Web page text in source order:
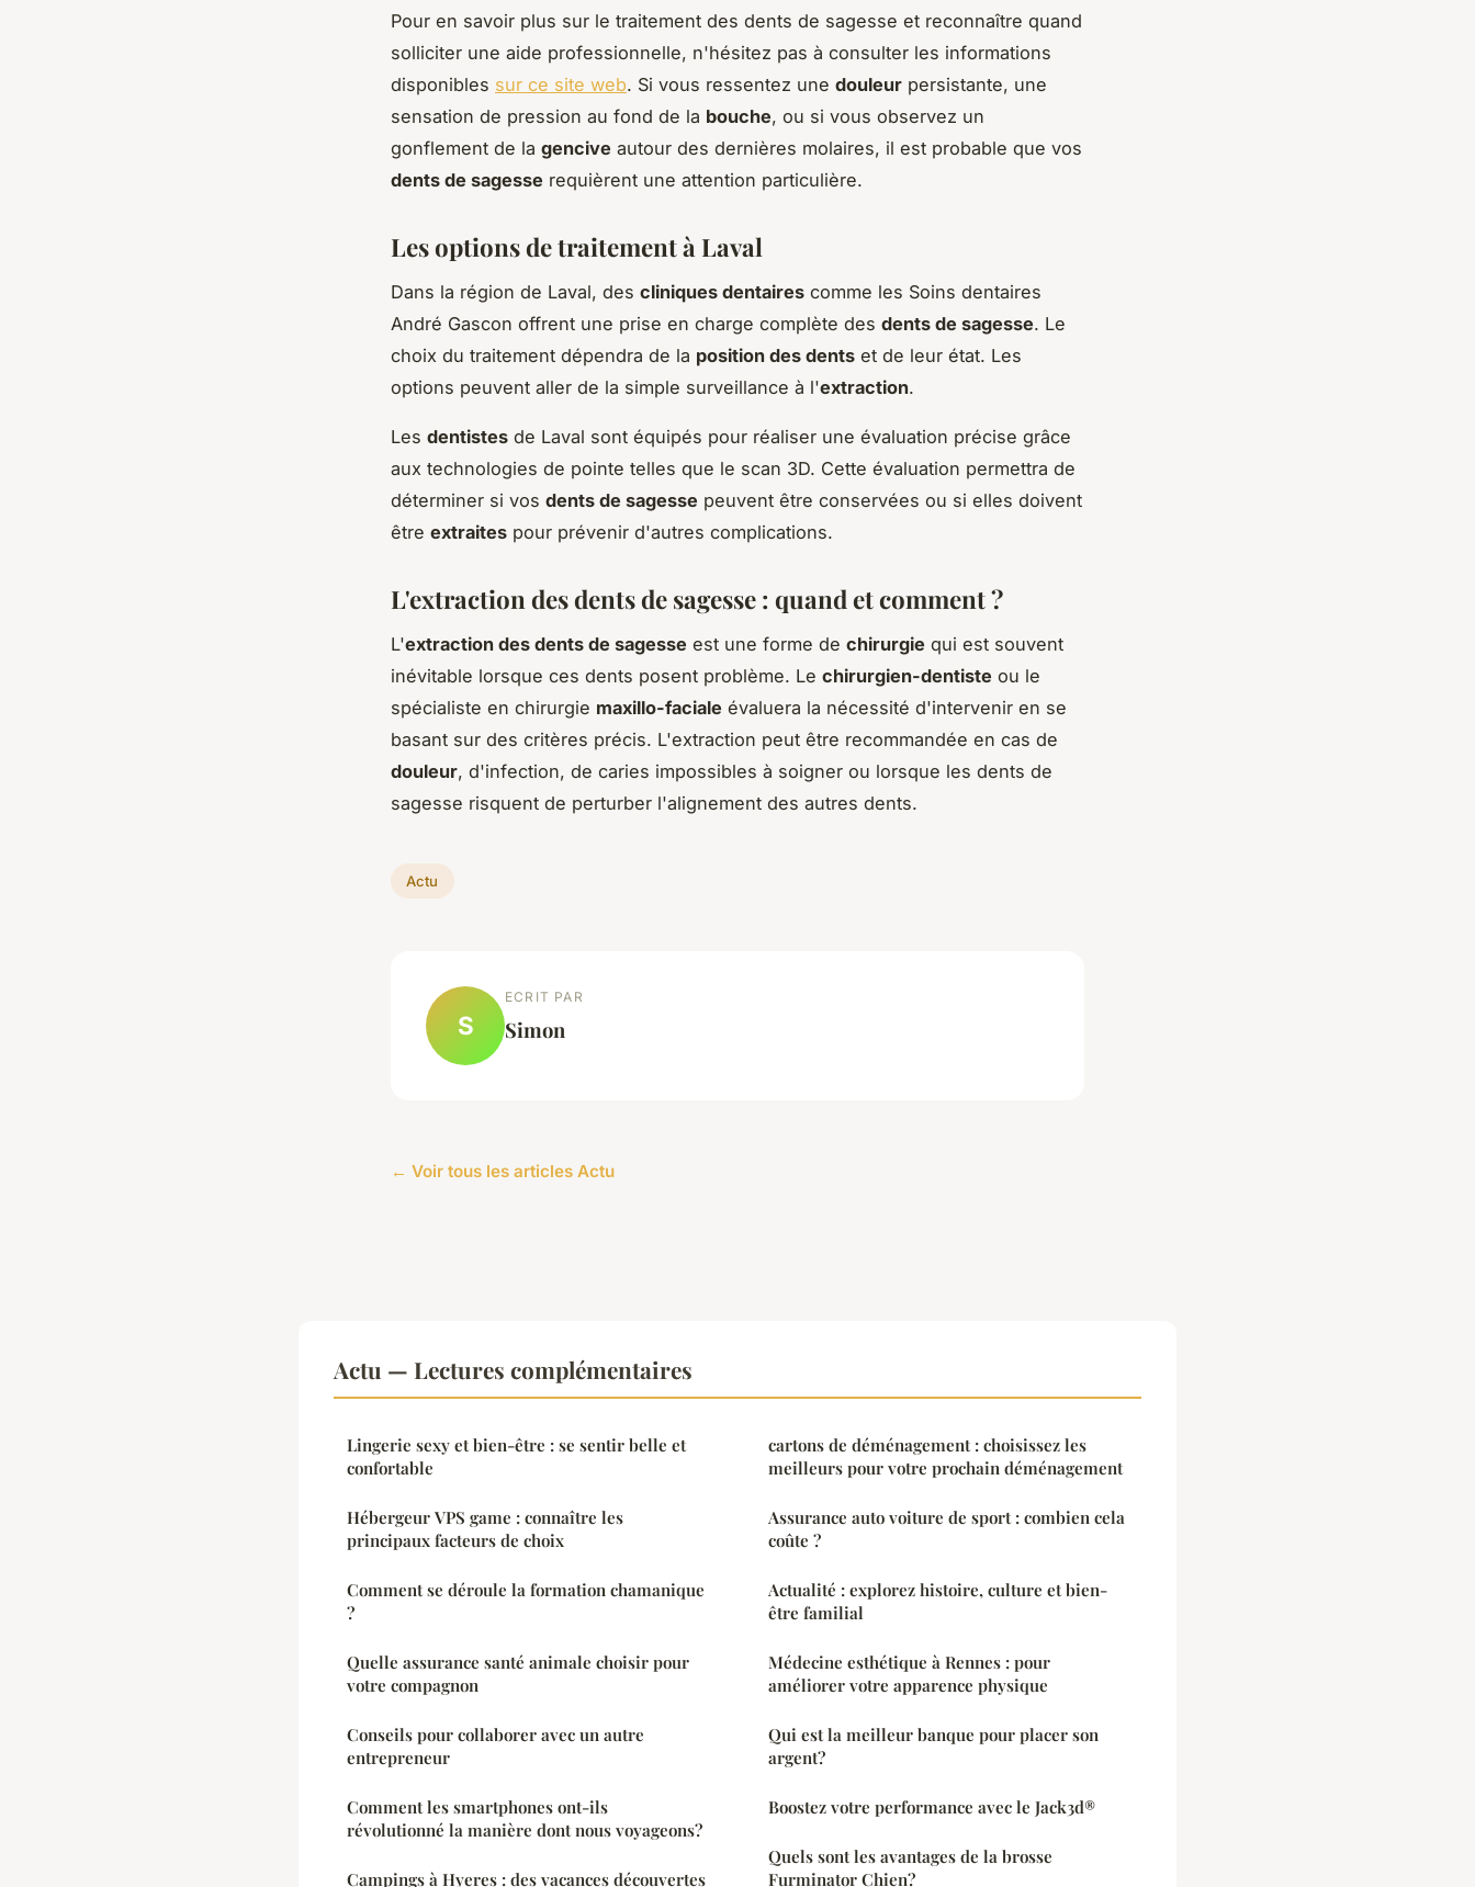
Pour en savoir plus sur le traitement des dents de sagesse et reconnaître quand
solliciter une aide professionnelle, n'hésitez pas à consulter les informations
disponibles sur ce site web. Si vous ressentez une douleur persistante, une
sensation de pression au fond de la bouche, ou si vous observez un
gonflement de la gencive autour des dernières molaires, il est probable que vos
dents de sagesse requièrent une attention particulière.
Les options de traitement à Laval
Dans la région de Laval, des cliniques dentaires comme les Soins dentaires
André Gascon offrent une prise en charge complète des dents de sagesse. Le
choix du traitement dépendra de la position des dents et de leur état. Les
options peuvent aller de la simple surveillance à l'extraction.
Les dentistes de Laval sont équipés pour réaliser une évaluation précise grâce
aux technologies de pointe telles que le scan 3D. Cette évaluation permettra de
déterminer si vos dents de sagesse peuvent être conservées ou si elles doivent
être extraites pour prévenir d'autres complications.
L'extraction des dents de sagesse : quand et comment ?
L'extraction des dents de sagesse est une forme de chirurgie qui est souvent
inévitable lorsque ces dents posent problème. Le chirurgien-dentiste ou le
spécialiste en chirurgie maxillo-faciale évaluera la nécessité d'intervenir en se
basant sur des critères précis. L'extraction peut être recommandée en cas de
douleur, d'infection, de caries impossibles à soigner ou lorsque les dents de
sagesse risquent de perturber l'alignement des autres dents.
Actu
S
ECRIT PAR
Simon
← Voir tous les articles Actu
Actu — Lectures complémentaires
Lingerie sexy et bien-être : se sentir belle et
confortable
Hébergeur VPS game : connaître les
principaux facteurs de choix
Comment se déroule la formation chamanique
?
Quelle assurance santé animale choisir pour
votre compagnon
Conseils pour collaborer avec un autre
entrepreneur
Comment les smartphones ont-ils
révolutionné la manière dont nous voyageons?
Campings à Hyeres : des vacances découvertes
cartons de déménagement : choisissez les
meilleurs pour votre prochain déménagement
Assurance auto voiture de sport : combien cela
coûte ?
Actualité : explorez histoire, culture et bien-
être familial
Médecine esthétique à Rennes : pour
améliorer votre apparence physique
Qui est la meilleur banque pour placer son
argent?
Boostez votre performance avec le Jack3d®
Quels sont les avantages de la brosse
Furminator Chien?